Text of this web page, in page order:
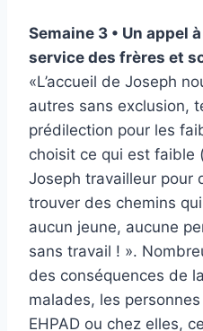
Semaine 3 • Un appel
service des frères et
«L’accueil de Joseph
autres sans exclusion,
prédilection pour les
choisit ce qui est faible
Joseph travailleur pour
trouver des chemins
aucun jeune, aucune
sans travail ! ».
des conséquences de
malades, les
EHPAD ou chez elles,